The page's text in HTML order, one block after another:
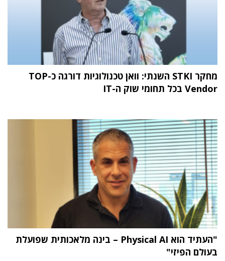
מחקר STKI השנתי: וואן טכנולוגיות דורגה כ-TOP
Vendor בכל תחומי שוק ה-IT
"העתיד הוא Physical AI – בינה מלאכותית שפועלת
בעולם הפיזי"